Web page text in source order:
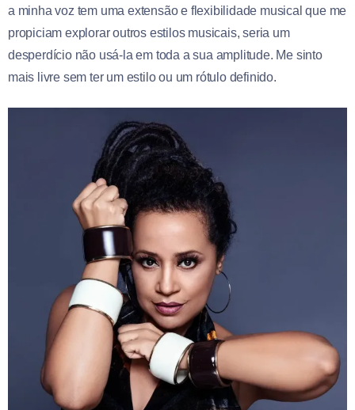
a minha voz tem uma extensão e flexibilidade musical que me
propiciam explorar outros estilos musicais, seria um
desperdício não usá-la em toda a sua amplitude. Me sinto
mais livre sem ter um estilo ou um rótulo definido.